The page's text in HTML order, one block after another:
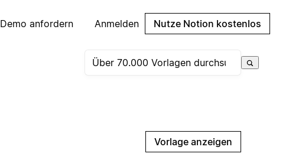
Demo anfordern Anmelden Nutze Notion kostenlos
Vorlage anzeigen